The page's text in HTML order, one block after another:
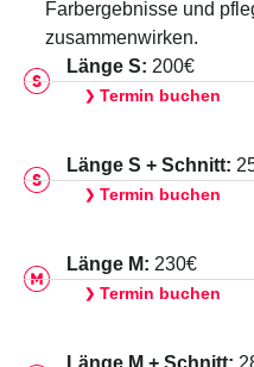
Farbergebnisse und
zusammenwirken.
Länge S: 200€
❯ Termin buchen
Länge S + Schnitt:
❯ Termin buchen
Länge M: 230€
❯ Termin buchen
Länge M + Schnitt: